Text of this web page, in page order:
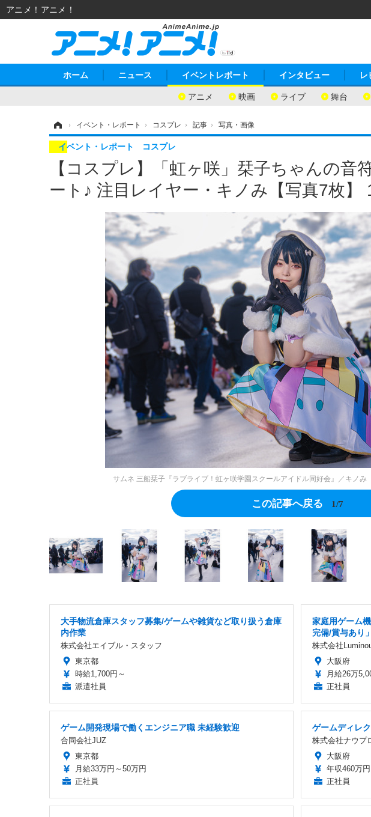
ホーム ニュース イベントレポート
アニメ 映画 ライブ 舞台
インタビュー レ
› イベント・レポート › コスプレ › 記事 › 写真・画像
【コスプレ】「虹ヶ咲」栞子ちゃんの音
ート♪ 注目レイヤー・キノみ【写真7枚】
イベント・レポート コスプレ
サムネ 三船栞子『ラブライブ！虹ヶ咲学園スクールアイドル同好会』／キノ
この記事へ戻る 1/7
大手物流倉庫スタッフ募集/ゲームや雑貨など取り扱う倉庫
内作業
株式会社エイブル・スタッフ
東京都
時給1,700円～
派遣社員
家庭用ゲーム
完備/賞与あり
株式会社
大阪府
月給26万
正社員
ゲーム開発現場で働くエンジニア職 未経験歓迎
合同会社JUZ
東京都
月給33万円～50万円
正社員
ゲームディレ
株式会社ナウプ
大阪府
年収460万
正社員
アニメ！アニメ！